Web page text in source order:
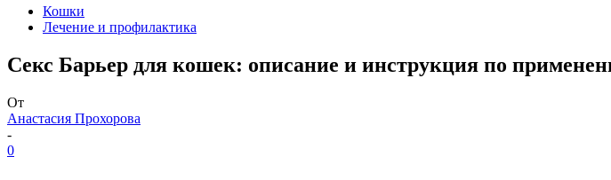
Кошки
Лечение и профилактика
Секс Барьер для кошек: описание и инструкция по
От
Анастасия Прохорова
-
0